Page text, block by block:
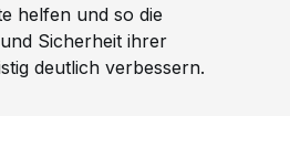
helfen und so die
Sicherheit ihrer
deutlich verbessern.